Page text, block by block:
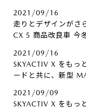
2021/09/16
走りとデザインがさ
CX 5 商品改良車 今
2021/09/16
SKYACTIV X をもっ
ードと共に、新型
2021/09/09
SKYACTIV X をもっ